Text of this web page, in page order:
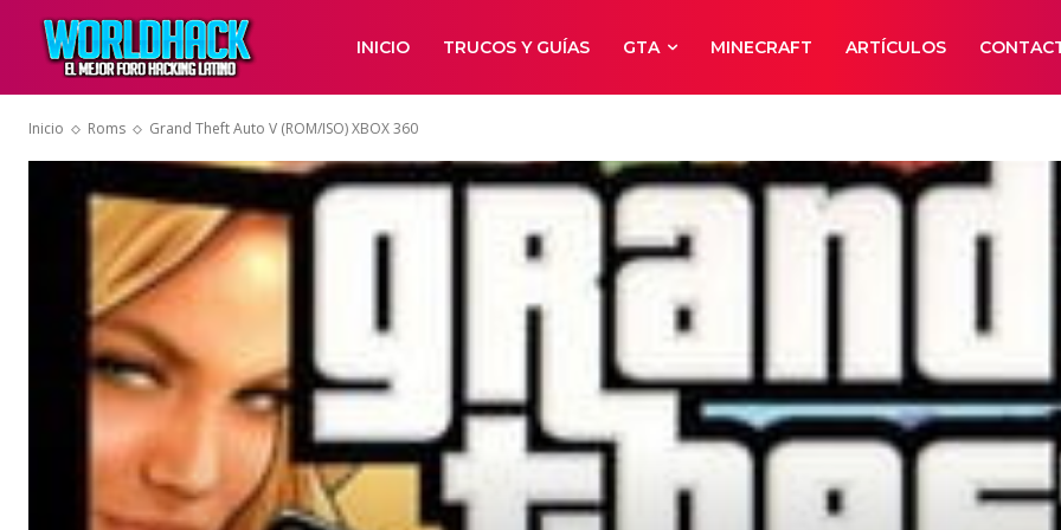
INICIO TRUCOS Y GUÍAS GTA MINECRAFT ARTÍCULOS
Inicio Roms Grand Theft Auto V (ROM/ISO) XBOX 360